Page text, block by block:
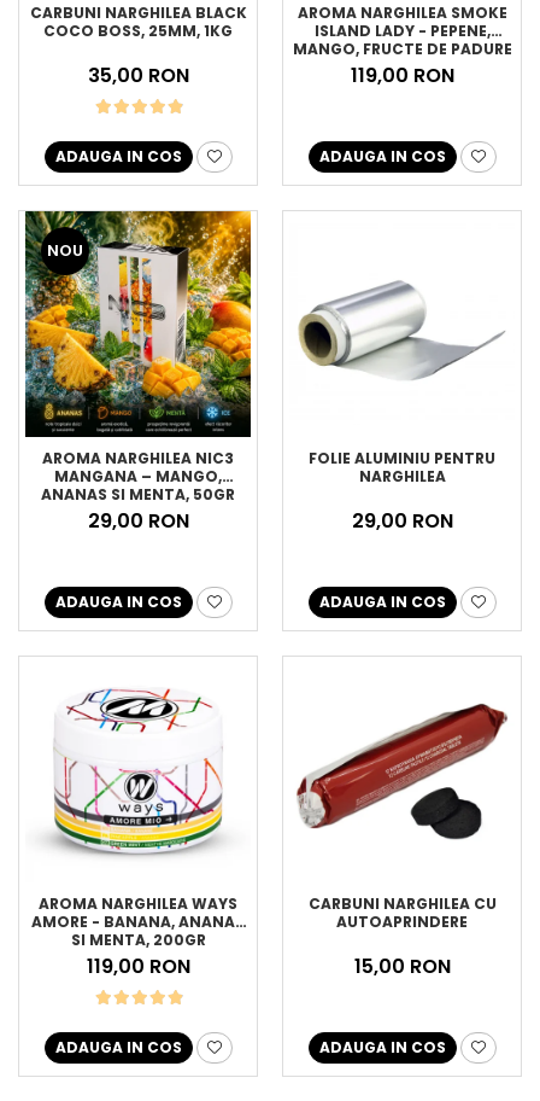
CARBUNI NARGHILEA BLACK
COCO BOSS, 25MM, 1KG
35,00 RON
ADAUGA IN COS
AROMA NARGHILEA SMOKE
ISLAND LADY - PEPENE,
MANGO, FRUCTE DE PADURE
CU MENTA, 200GR
119,00 RON
ADAUGA IN COS
NOU
AROMA NARGHILEA NIC3
MANGANA – MANGO,
ANANAS SI MENTA, 50GR
29,00 RON
ADAUGA IN COS
FOLIE ALUMINIU PENTRU
NARGHILEA
29,00 RON
ADAUGA IN COS
AROMA NARGHILEA WAYS
AMORE - BANANA, ANANAS
SI MENTA, 200GR
119,00 RON
ADAUGA IN COS
CARBUNI NARGHILEA CU
AUTOAPRINDERE
15,00 RON
ADAUGA IN COS